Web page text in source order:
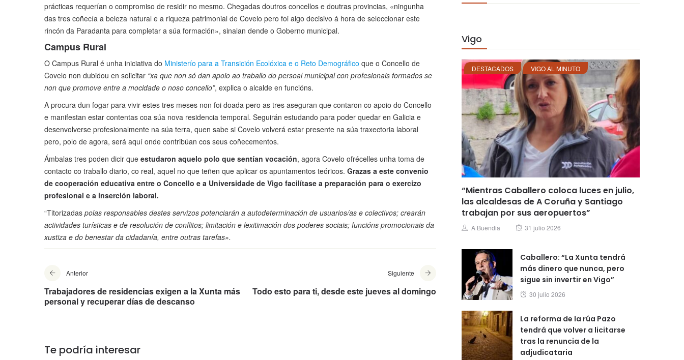
prácticas requerían o compromiso de residir no mesmo. Chegadas doutros concellos e doutras provincias, «ningunha
das tres coñecía a beleza natural e a riqueza patrimonial de Covelo pero foi algo decisivo á hora de seleccionar este
rincón da Paradanta para completar a súa formación», sinalan dende o Goberno municipal.
Campus Rural
O Campus Rural é unha iniciativa do Ministerío para a Transición Ecolóxica e o Reto Demográfico que o Concello de
Covelo non dubidou en solicitar “xa que non só dan apoio ao traballo do persoal municipal con profesionais formados se
non que promove entre a mocidade o noso concello”, explica o alcalde en funcións.
A procura dun fogar para vivir estes tres meses non foi doada pero as tres aseguran que contaron co apoio do Concello
e manifestan estar contentas coa súa nova residencia temporal. Seguirán estudando para poder quedar en Galicia e
desenvolverse profesionalmente na súa terra, quen sabe si Covelo volverá estar presente na súa traxectoria laboral
pero, polo de agora, será aquí onde contribúan cos seus coñecementos.
Ámbalas tres poden dicir que estudaron aquelo polo que sentían vocación, agora Covelo ofrécelles unha toma de
contacto co traballo diario, co real, aquel no que teñen que aplicar os apuntamentos teóricos. Grazas a este convenio
de cooperación educativa entre o Concello e a Universidade de Vigo facilítase a preparación para o exercizo
profesional e a inserción laboral.
“Titorizadas polas responsables destes servizos potenciarán a autodeterminación de usuarios/as e colectivos; crearán
actividades turísticas e de resolución de conflitos; limitación e lexitimación dos poderes sociais; funcións promocionais da
xustiza e do benestar da cidadanía, entre outras tarefas».
Anterior
Trabajadores de residencias exigen a la Xunta más
personal y recuperar días de descanso
Siguiente
Todo esto para ti, desde este jueves al domingo
Te podría interesar
Vigo
DESTACADOS VIGO AL MINUTO
“Mientras Caballero coloca luces en julio,
las alcaldesas de A Coruña y Santiago
trabajan por sus aeropuertos”
Author
A Buendia
Posted
31 julio 2026
Caballero: “La Xunta tendrá
más dinero que nunca, pero
sigue sin invertir en Vigo”
Posted
30 julio 2026
La reforma de la rúa Pazo
tendrá que volver a licitarse
tras la renuncia de la
adjudicataria